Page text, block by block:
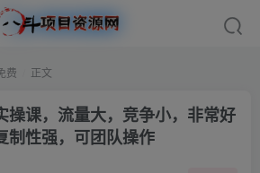
费 正文
操课，流量大，竞争小，非常好
制性强，可团队操作